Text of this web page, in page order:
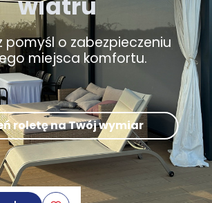
wiatru
pomyśl o zabezpieczeniu
miejsca komfortu.
roletę na Twój wymiar